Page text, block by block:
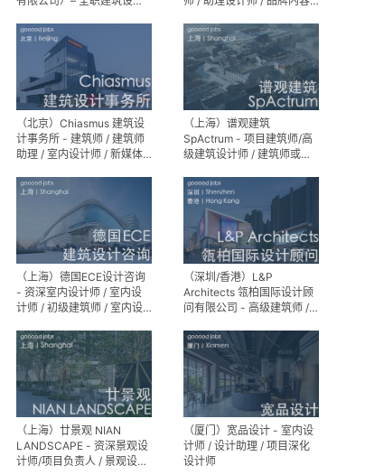
（北京）Chiasmus 建筑设
计事务所 - 建筑师 / 建筑师
助理 / 室内设计师 / 新媒体
（上海）谱观建筑
SpActrum - 项目建筑师/高
级建筑设计师 / 建筑师或助
媒体助理 / 实习生（建筑设
计/媒体，长期有效）
（上海）德国ECE设计咨询
- 资深室内设计师 / 室内设
计师 / 初级建筑师 / 室内设
习生
（深圳/香港）L&P
Architects 瓴柏国际设计顾
问有限公司 - 高级建筑师 /
精装设计师
（上海）廿景观 NIAN
LANDSCAPE - 资深景观设
计师/项目负责人 / 景观设计
（厦门）宽品设计 - 室内设
计师 / 设计助理 / 项目深化
设计师